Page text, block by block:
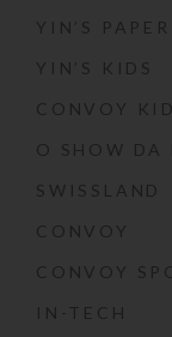
YIN’S PAPER
YIN’S KIDS
CONVOY
O SHOW DA
SWISSLAND
CONVOY
CONVOY
IN-TECH